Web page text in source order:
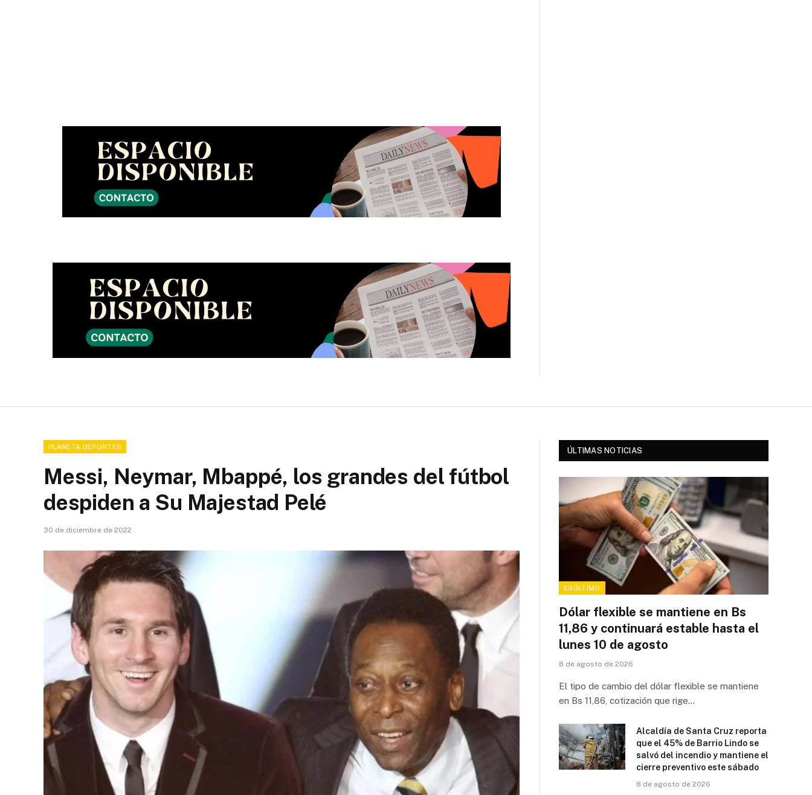
PLANETA DEPORTES
Messi, Neymar, Mbappé, los grandes del fútbol
despiden a Su Majestad Pelé
30 de diciembre de 2022
ÚLTIMAS NOTICIAS
ESÚLTIMO
Dólar flexible se mantiene en Bs
11,86 y continuará estable hasta el
lunes 10 de agosto
8 de agosto de 2026
El tipo de cambio del dólar flexible se mantiene
en Bs 11,86, cotización que rige…
Alcaldía de Santa Cruz reporta
que el 45% de Barrio Lindo se
salvó del incendio y mantiene el
cierre preventivo este sábado
8 de agosto de 2026